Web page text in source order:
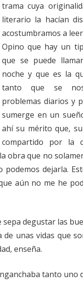
trama cuya
literario la hacían
acostumbramos a
Opino que hay un
que se puede
noche y que es la
tanto que se
problemas diarios y
sumerge en un
ahí su mérito que,
compartido por la
obra que no
dejarla.
aún no me he
degustar las
unas vidas que
enseña.
tanto uno